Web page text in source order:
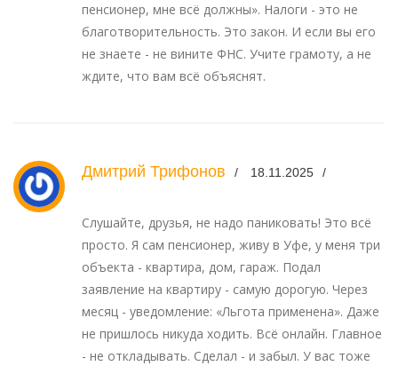
пенсионер, мне всё должны». Налоги - это не
благотворительность. Это закон. И если вы его
не знаете - не вините ФНС. Учите грамоту, а не
ждите, что вам всё объяснят.
Дмитрий Трифонов 18.11.2025
Слушайте, друзья, не надо паниковать! Это всё
просто. Я сам пенсионер, живу в Уфе, у меня три
объекта - квартира, дом, гараж. Подал
заявление на квартиру - самую дорогую. Через
месяц - уведомление: «Льгота применена». Даже
не пришлось никуда ходить. Всё онлайн. Главное
- не откладывать. Сделал - и забыл. У вас тоже